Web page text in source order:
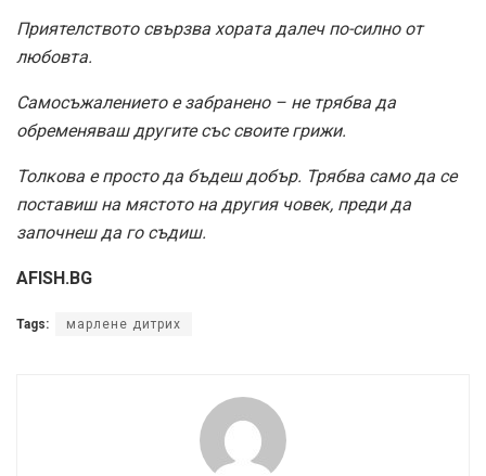
Приятелството свързва хората далеч по-силно от
любовта.
Самосъжалението е забранено – не трябва да
обременяваш другите със своите грижи.
Толкова е просто да бъдеш добър. Трябва само да се
поставиш на мястото на другия човек, преди да
започнеш да го съдиш.
AFISH.BG
Tags: марлене дитрих